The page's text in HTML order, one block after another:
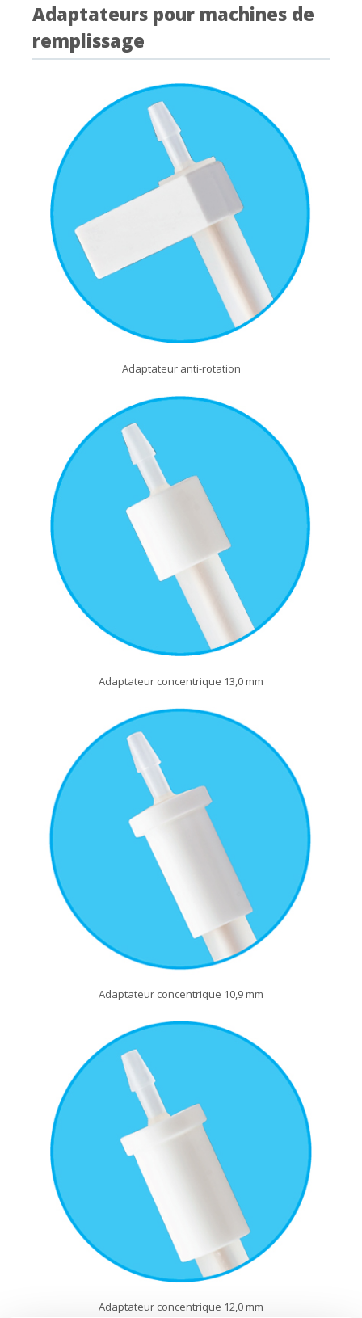
Adaptateurs pour machines de
remplissage
Adaptateur anti-rotation
Adaptateur concentrique 13,0 mm
Adaptateur concentrique 10,9 mm
Adaptateur concentrique 12,0 mm